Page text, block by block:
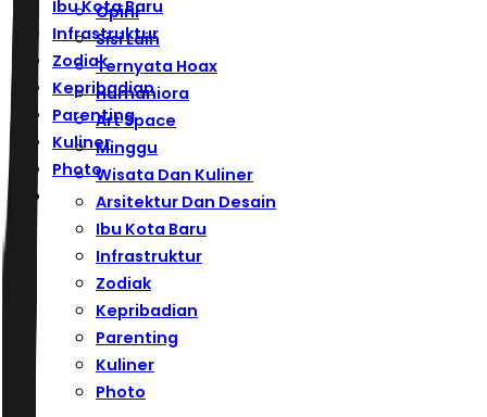
Ibu Kota Baru
Infrastruktur
Zodiak
Kepribadian
Parenting
Kuliner
Photo
Opini
Sisi Lain
Ternyata Hoax
Humaniora
Art Space
Minggu
Wisata Dan Kuliner
Arsitektur Dan Desain
Ibu Kota Baru
Infrastruktur
Zodiak
Kepribadian
Parenting
Kuliner
Photo